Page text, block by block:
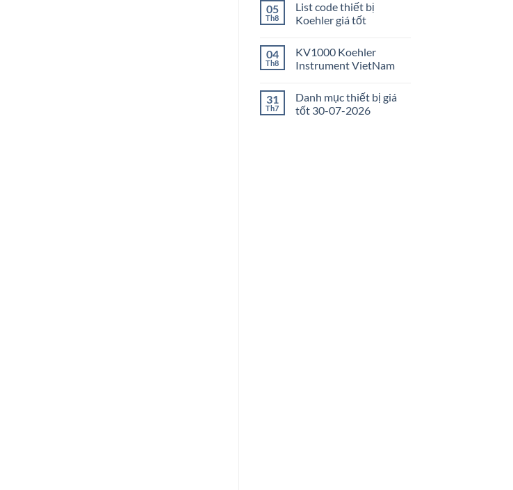
05
Th8
List code thiết bị
Koehler giá tốt
04
Th8
KV1000 Koehler
Instrument VietNam
31
Th7
Danh mục thiết bị giá
tốt 30-07-2026